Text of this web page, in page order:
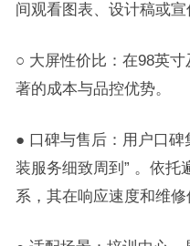
间观看图表、设计稿或宣
○ 大屏性价比：在98英
著的成本与品控优势。
● 口碑与售后：用户口碑
装服务细致周到” 。依托
系，其在响应速度和维修